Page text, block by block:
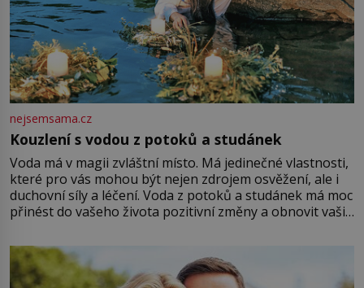
nejsemsama.cz
Kouzlení s vodou z potoků a studánek
Voda má v magii zvláštní místo. Má jedinečné vlastnosti,
které pro vás mohou být nejen zdrojem osvěžení, ale i
duchovní síly a léčení. Voda z potoků a studánek má moc
přinést do vašeho života pozitivní změny a obnovit vaši
můžete obohatit své rituály a přinést do svého života
větší harmonii a klid. Je důležité